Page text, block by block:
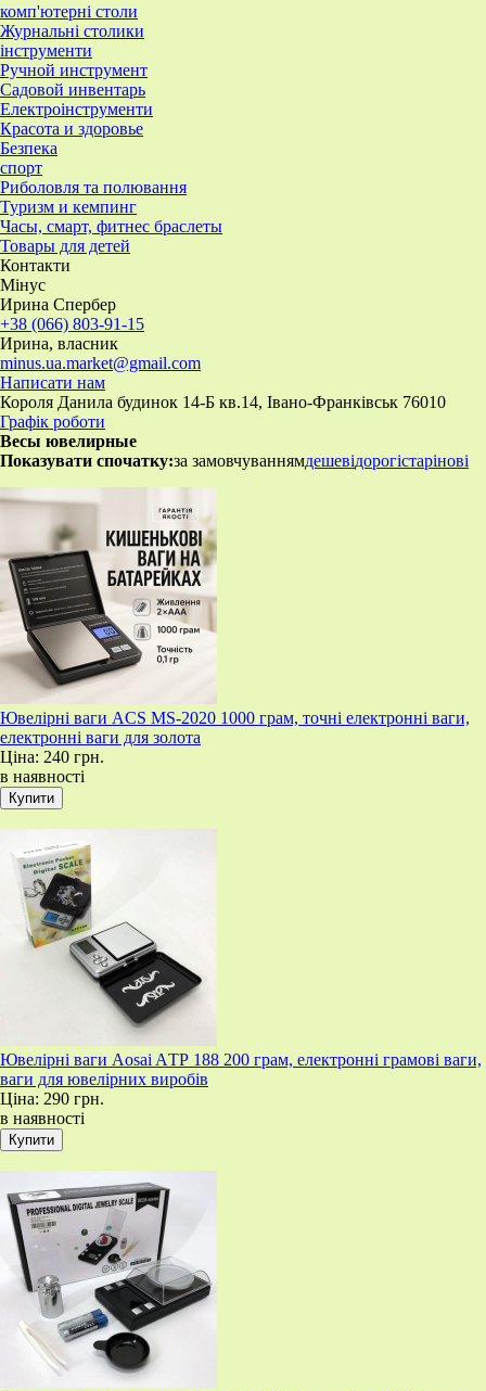
комп'ютерні столи
Журнальні столики
інструменти
Ручной инструмент
Садовой инвентарь
Електроінструменти
Красота и здоровье
Безпека
спорт
Риболовля та полювання
Туризм и кемпинг
Часы, смарт, фитнес браслеты
Товары для детей
Контакти
Мінус
Ирина Спербер
+38 (066) 803-91-15
Ирина, власник
minus.ua.market@gmail.com
Написати нам
Короля Данила будинок 14-Б кв.14, Івано-Франківськ 76010
Графік роботи
Весы ювелирные
Показувати спочатку:за замовчуваннямдешевідорогістарінові
Ювелірні ваги ACS MS-2020 1000 грам, точні електронні ваги,
електронні ваги для золота
Ціна: 240 грн.
в наявності
Ювелірні ваги Aosai AТР 188 200 грам, електронні грамові ваги,
ваги для ювелірних виробів
Ціна: 290 грн.
в наявності